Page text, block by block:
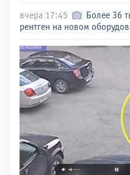
вчера 17:45
Более 36
рентген на новом